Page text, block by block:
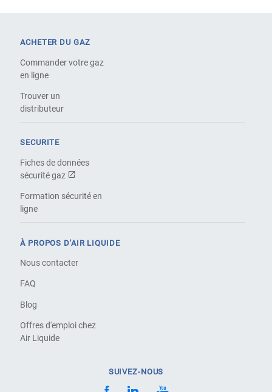
ACHETER DU GAZ
Commander votre gaz
en ligne
Trouver un
distributeur
SECURITE
Fiches de données
sécurité gaz
Formation sécurité en
ligne
À PROPOS D'AIR LIQUIDE
Nous contacter
FAQ
Blog
Offres d'emploi chez
Air Liquide
SUIVEZ-NOUS